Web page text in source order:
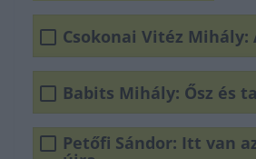
Csokonai Vitéz Mihály:
Babits Mihály: Ősz és
Petőfi Sándor: Itt van